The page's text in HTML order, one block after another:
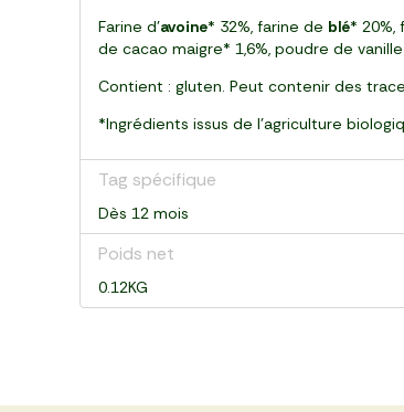
Farine d'avoine* 32%, farine de blé* 20%,
de cacao maigre* 1,6%, poudre de
Contient : gluten. Peut contenir des
*Ingrédients issus de l'agriculture
Tag spécifique
Dès 12 mois
Poids net
0.12KG